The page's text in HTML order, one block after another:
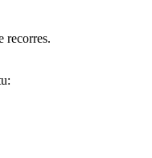
recorres.